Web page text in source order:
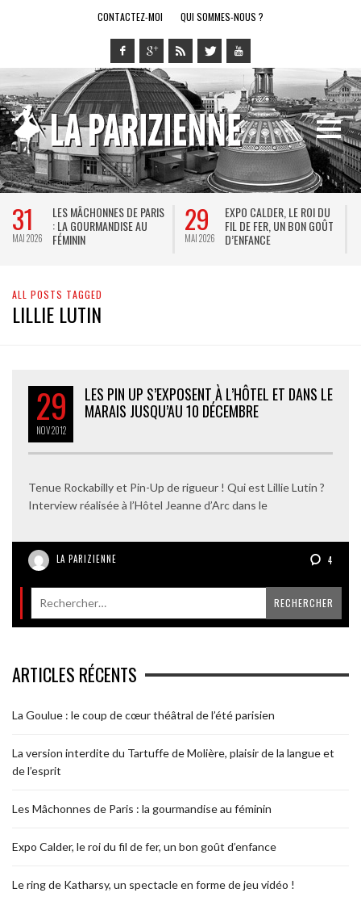
CONTACTEZ-MOI QUI SOMMES-NOUS ?
31
MAI 2026
LES MÂCHONNES DE PARIS
: LA GOURMANDISE AU
FÉMININ
29
MAI 2026
EXPO CALDER, LE ROI DU
FIL DE FER, UN BON GOÛT
D’ENFANCE
ALL POSTS TAGGED
LILLIE LUTIN
29
NOV2012
LES PIN UP S’EXPOSENT À L’HÔTEL ET DANS LE
MARAIS JUSQU’AU 10 DÉCEMBRE
Tenue Rockabilly et Pin-Up de rigueur ! Qui est Lillie Lutin ?
Interview réalisée à l’Hôtel Jeanne d’Arc dans le
LA PARIZIENNE 4
ARTICLES RÉCENTS
La Goulue : le coup de cœur théâtral de l’été parisien
La version interdite du Tartuffe de Molière, plaisir de la langue et
de l’esprit
Les Mâchonnes de Paris : la gourmandise au féminin
Expo Calder, le roi du fil de fer, un bon goût d’enfance
Le ring de Katharsy, un spectacle en forme de jeu vidéo !